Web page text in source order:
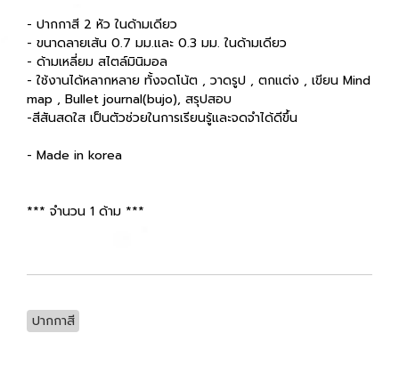
- ปากกาสี 2 หัว ในด้ามเดียว
- ขนาดลายเส้น 0.7 มม.และ 0.3 มม. ในด้ามเดียว
- ด้ามเหลี่ยม สไตล์มินิมอล
- ใช้งานได้หลากหลาย ทั้งจดโน้ต , วาดรูป , ตกแต่ง , เขียน Mind
map , Bullet journal(bujo), สรุปสอบ
-สีสันสดใส เป็นตัวช่วยในการเรียนรู้และจดจำได้ดีขึ้น
- Made in korea
*** จำนวน 1 ด้าม ***
ปากกาสี